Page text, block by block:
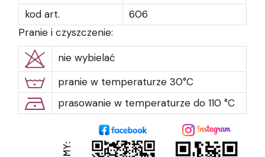
kod art.
606
Pranie i czyszczenie:
nie wybielać
pranie w temperaturze 30°C
prasowanie w temperaturze do 110 °C